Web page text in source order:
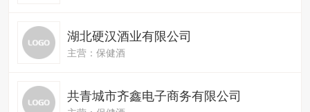
湖北硬汉酒业有限公司
主营：保健酒
共青城市齐鑫电子商务有限公司